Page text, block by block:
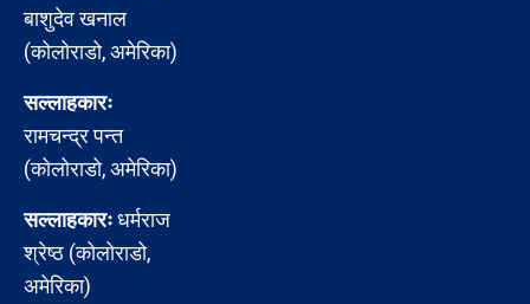
बाशुदेव खनाल
(कोलोराडो, अमेरिका)
सल्लाहकारः
रामचन्द्र पन्त
(कोलोराडो, अमेरिका)
सल्लाहकारःधर्मराज
श्रेष्ठ (कोलोराडो,
अमेरिका)